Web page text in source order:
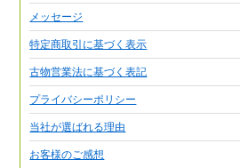
メッセージ
特定商取引に基づく表示
古物営業法に基づく表記
プライバシーポリシー
当社が選ばれる理由
お客様のご感想